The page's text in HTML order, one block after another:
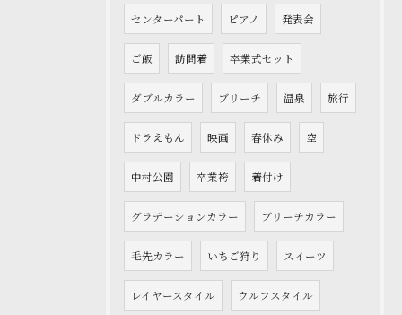
センターパート ピアノ 発表会
ご飯 訪問着 卒業式セット
ダブルカラー ブリーチ 温泉 旅行
ドラえもん 映画 春休み 空
中村公園 卒業袴 着付け
グラデーションカラー ブリーチカラー
毛先カラー いちご狩り スイーツ
レイヤースタイル ウルフスタイル